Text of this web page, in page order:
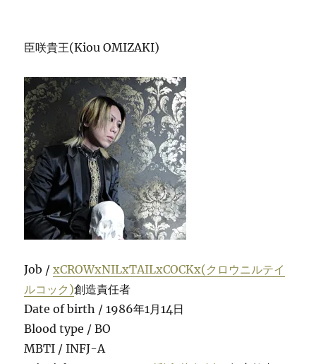
臣咲貴王(Kiou OMIZAKI)
Job /xCROWxNILxTAILxCOCKx(クロウニルテイ
ルコック)創造責任者
Date of birth / 1986年1月14日
Blood type / BO
MBTI / INFJ-A